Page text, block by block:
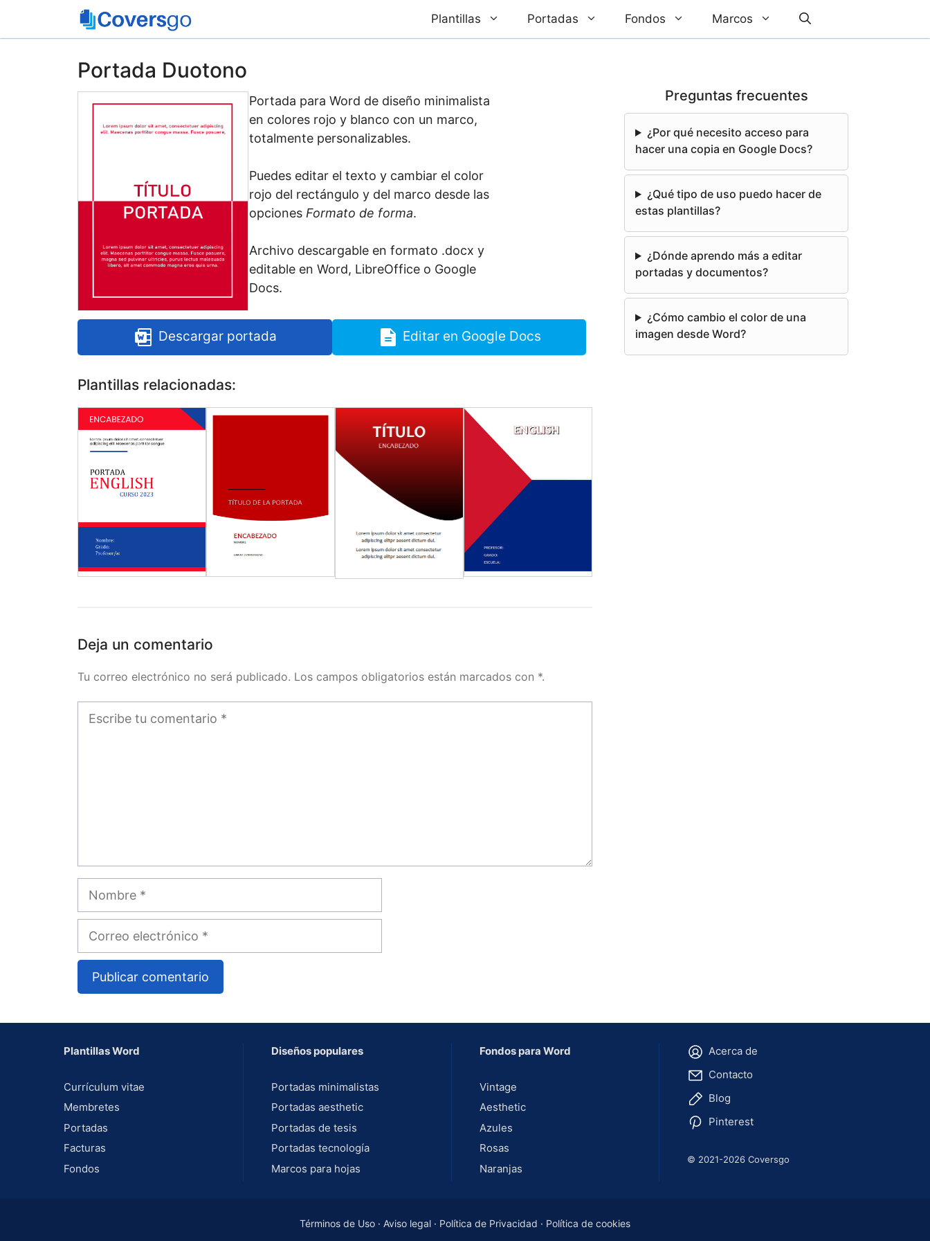
Plantillas Portadas Fondos Marcos
Portada Duotono
Portada para Word de diseño minimalista
en colores rojo y blanco con un marco,
totalmente personalizables.
Puedes editar el texto y cambiar el color
rojo del rectángulo y del marco desde las
opciones Formato de forma.
Archivo descargable en formato .docx y
editable en Word, LibreOffice o Google
Docs.
Descargar portada Editar en Google Docs
Plantillas relacionadas:
Deja un comentario
Tu correo electrónico no será publicado. Los campos obligatorios están marcados con *.
Comentario
Correo
electrónico
t
r
n
a
Preguntas frecuentes
¿Por qué necesito acceso para
hacer una copia en Google Docs?
¿Qué tipo de uso puedo hacer de
estas plantillas?
¿Dónde aprendo más a editar
portadas y documentos?
¿Cómo cambio el color de una
imagen desde Word?
Plantillas Word
Currículum vitae
Membretes
Portadas
Facturas
Fondos
Diseños populares
Portadas minimalistas
Portadas aesthetic
Portadas de tesis
Portadas tecnología
Marcos para hojas
Fondos para Word
Vintage
Aesthetic
Azules
Rosas
Naranjas
Acerca de
Contacto
Blog
Pinterest
© 2021-2026 Coversgo
Términos de Uso · Aviso legal · Política de Privacidad · Política de cookies